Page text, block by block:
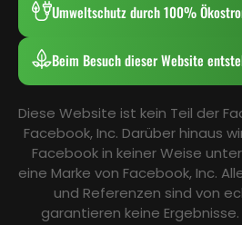
Umweltschutz durch 100%
Beim Besuch dieser Website
Diese Website ist kein Teil der
Facebook, Inc. Darüber hinaus
Facebook in keiner Weise
eine Marke von Facebook, Inc.
und Referenzen sind von
garantieren keine